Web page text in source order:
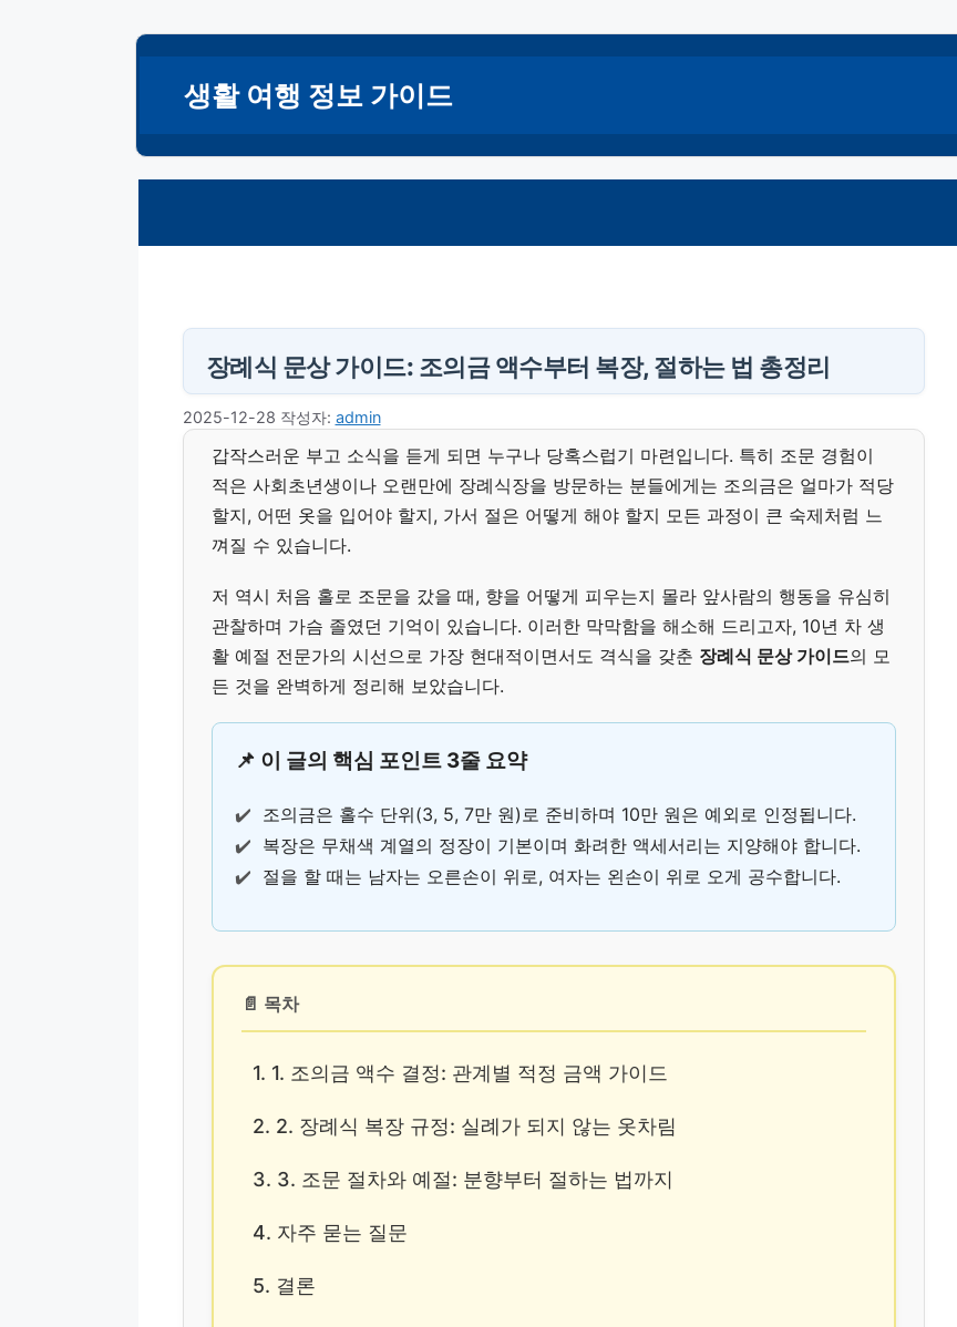
생활 여행 정보 가이드
장례식 문상 가이드: 조의금 액수부터 복장, 절하는 법 총정리
2025-12-28 작성자: admin
갑작스러운 부고 소식을 듣게 되면 누구나 당혹스럽기 마련입니다. 특히 조문 경험이
적은 사회초년생이나 오랜만에 장례식장을 방문하는 분들에게는 조의금은 얼마가 적당
할지, 어떤 옷을 입어야 할지, 가서 절은 어떻게 해야 할지 모든 과정이 큰 숙제처럼 느
껴질 수 있습니다.
저 역시 처음 홀로 조문을 갔을 때, 향을 어떻게 피우는지 몰라 앞사람의 행동을 유심히
관찰하며 가슴 졸였던 기억이 있습니다. 이러한 막막함을 해소해 드리고자, 10년 차 생
활 예절 전문가의 시선으로 가장 현대적이면서도 격식을 갖춘 장례식 문상 가이드의 모
든 것을 완벽하게 정리해 보았습니다.
📌 이 글의 핵심 포인트 3줄 요약
✔️ 조의금은 홀수 단위(3, 5, 7만 원)로 준비하며 10만 원은 예외로 인정됩니다.
✔️ 복장은 무채색 계열의 정장이 기본이며 화려한 액세서리는 지양해야 합니다.
✔️ 절을 할 때는 남자는 오른손이 위로, 여자는 왼손이 위로 오게 공수합니다.
📄 목차
1. 1. 조의금 액수 결정: 관계별 적정 금액 가이드
2. 2. 장례식 복장 규정: 실례가 되지 않는 옷차림
3. 3. 조문 절차와 예절: 분향부터 절하는 법까지
4. 자주 묻는 질문
5. 결론